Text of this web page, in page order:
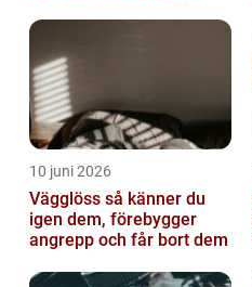
10 juni 2026
Vägglöss så känner du
igen dem, förebygger
angrepp och får bort dem